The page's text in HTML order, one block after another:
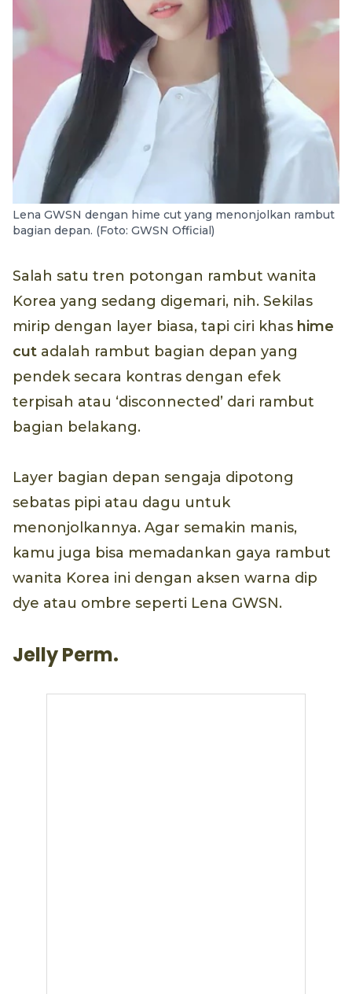
Lena GWSN dengan hime cut yang menonjolkan rambut
bagian depan. (Foto: GWSN Official)
Salah satu tren potongan rambut wanita
Korea yang sedang digemari, nih. Sekilas
mirip dengan layer biasa, tapi ciri khas hime
cut adalah rambut bagian depan yang
pendek secara kontras dengan efek
terpisah atau ‘disconnected’ dari rambut
bagian belakang.
Layer bagian depan sengaja dipotong
sebatas pipi atau dagu untuk
menonjolkannya. Agar semakin manis,
kamu juga bisa memadankan gaya rambut
wanita Korea ini dengan aksen warna dip
dye atau ombre seperti Lena GWSN.
Jelly Perm.